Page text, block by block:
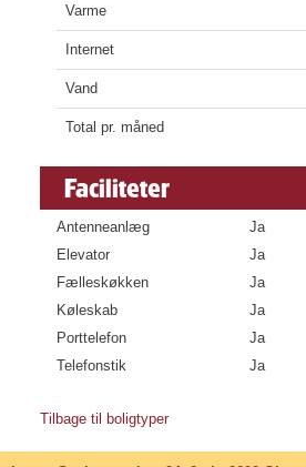
Varme
Internet
Vand
Total pr. måned
Faciliteter
Antenneanlæg Ja
Elevator
Ja
Fælleskøkken
Ja
Køleskab
Ja
Porttelefon
Ja
Telefonstik
Ja
Tilbage til boligtyper